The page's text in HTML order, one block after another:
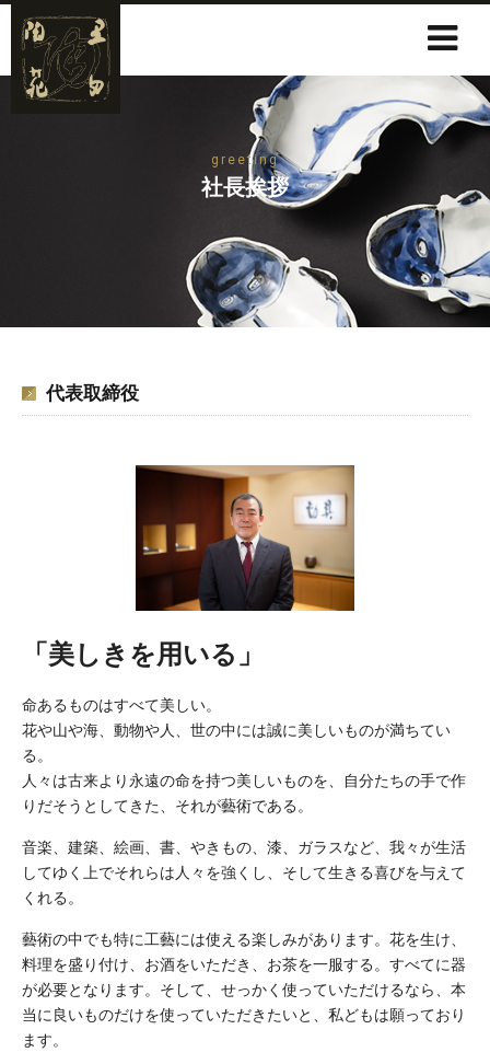
greeting
社長挨拶
代表取締役
「美しきを用いる」
命あるものはすべて美しい。
花や山や海、動物や人、世の中には誠に美しいものが満ちてい
る。
人々は古来より永遠の命を持つ美しいものを、自分たちの手で作
りだそうとしてきた、それが藝術である。
音楽、建築、絵画、書、やきもの、漆、ガラスなど、我々が生活
してゆく上でそれらは人々を強くし、そして生きる喜びを与えて
くれる。
藝術の中でも特に工藝には使える楽しみがあります。花を生け、
料理を盛り付け、お酒をいただき、お茶を一服する。すべてに器
が必要となります。そして、せっかく使っていただけるなら、本
当に良いものだけを使っていただきたいと、私どもは願っており
ます。